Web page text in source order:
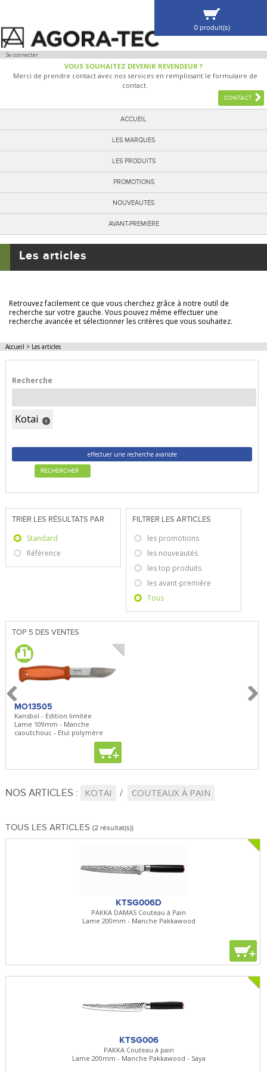
Se connecter
VOUS SOUHAITEZ DEVENIR REVENDEUR ?
Merci de prendre contact avec nos services en remplissant le formulaire de
contact.
CONTACT
ACCUEIL
LES MARQUES
LES PRODUITS
PROMOTIONS
NOUVEAUTÉS
AVANT-PREMIÈRE
0 produit(s)
VOIR MA SÉLECTION
Les articles
Retrouvez facilement ce que vous cherchez grâce à notre outil de
recherche sur votre gauche. Vous pouvez même effectuer une
recherche avancée et sélectionner les critères que vous souhaitez.
Accueil > Les articles
Recherche
Kotai x
effectuer une recherche avancée
RECHERCHER
TRIER LES RÉSULTATS PAR
Standard
Référence
FILTRER LES ARTICLES
les promotions
les nouveautés
les top produits
les avant-première
Tous
TOP 5 DES VENTES
MO13505
Kansbol - Edition limitée
Lame 109mm - Manche
caoutchouc - Etui polymère
+
NOS ARTICLES : KOTAI COUTEAUX À PAIN
TOUS LES ARTICLES (2 résultat(s))
KTSG006D
PAKKA DAMAS Couteau à Pain
Lame 200mm - Manche Pakkawood
+
KTSG006
PAKKA Couteau à pain
Lame 200mm - Manche Pakkawood - Saya